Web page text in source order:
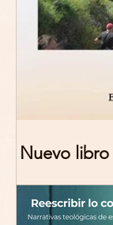
Nuevo
Marciana